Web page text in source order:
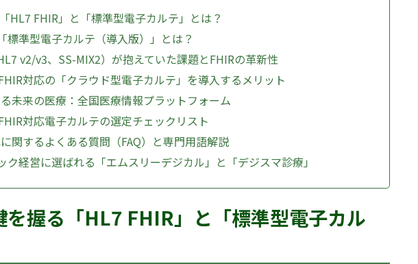
HL7 FHIR」と「標準型電子カルテ」とは？
標準型電子カルテ（導入版）」とは？
v2/v3、SS-MIX2）が抱えていた課題とFHIRの革新性
対応の「クラウド型電子カルテ」を導入するメリット
未来の医療：全国医療情報プラットフォーム
対応電子カルテの選定チェックリスト
関するよくある質問（FAQ）と専門用語解説
ク経営に選ばれる「エムスリーデジカル」と「デジスマ診療」
を握る「HL7 FHIR」と「標準型電子カル